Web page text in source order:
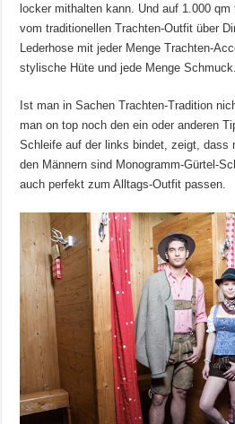
locker mithalten kann. Und auf 1.000
vom traditionellen Trachten-Outfit über
Lederhose mit jeder Menge Trachten-
stylische Hüte und jede Menge Schmuck.
Ist man in Sachen Trachten-Tradition
man on top noch den ein oder anderen
Schleife auf der links bindet, zeigt, dass
den Männern sind Monogramm-Gürtel-
auch perfekt zum Alltags-Outfit passen.